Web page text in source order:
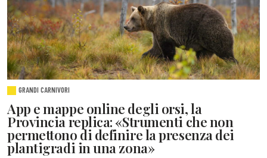
GRANDI CARNIVORI
App e mappe online degli orsi, la
Provincia replica: «Strumenti che non
permettono di definire la presenza dei
plantigradi in una zona»